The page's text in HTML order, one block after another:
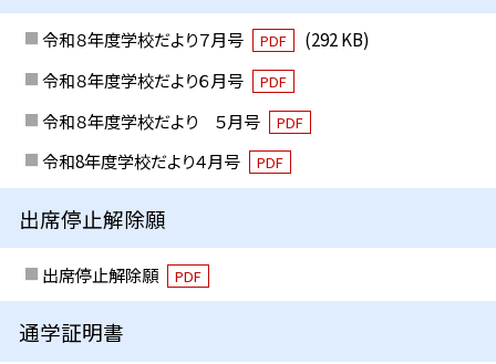
令和８年度学校だより７月号 PDF
(292 KB)
令和８年度学校だより６月号
PDF
令和８年度学校だより ５月号 PDF
令和8年度学校だより４月号 PDF
出席停止解除願
出席停止解除願 PDF
通学証明書